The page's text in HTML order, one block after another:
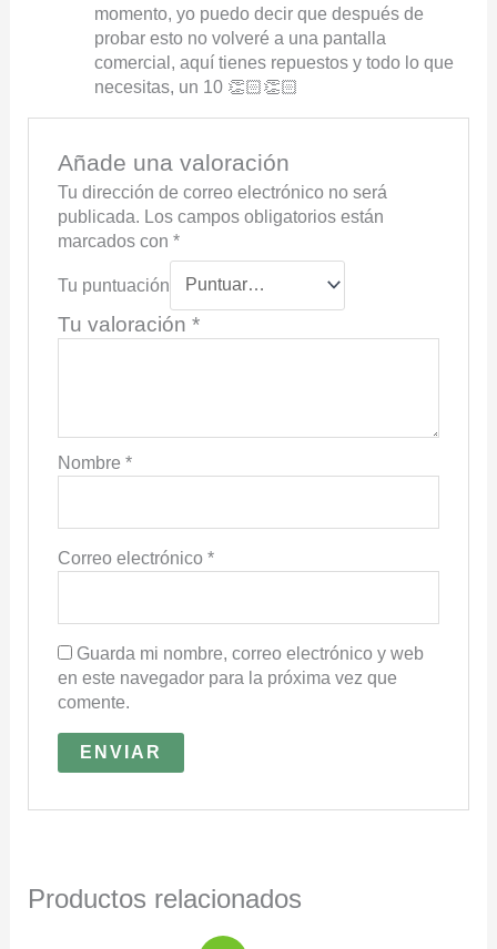
momento, yo puedo decir que después de
probar esto no volveré a una pantalla
comercial, aquí tienes repuestos y todo lo que
necesitas, un 10 👏🏻👏🏻
Añade una valoración
Tu dirección de correo electrónico no será
publicada. Los campos obligatorios están
marcados con*
Tu puntuación
Tu valoración*
Nombre*
Correo electrónico*
Guarda mi nombre, correo electrónico y web
en este navegador para la próxima vez que
comente.
Productos relacionados